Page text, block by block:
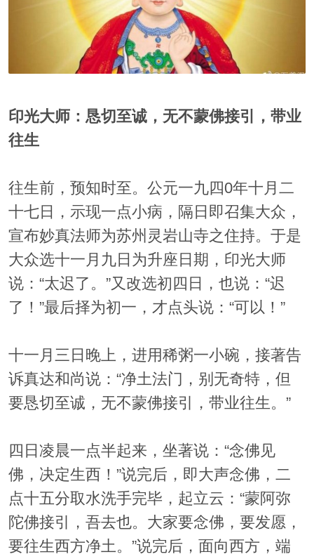
印光大师：恳切至诚，无不蒙佛接引，带业
往生
往生前，预知时至。公元一九四0年十月二
十七日，示现一点小病，隔日即召集大众，
宣布妙真法师为苏州灵岩山寺之住持。于是
大众选十一月九日为升座日期，印光大师
说：“太迟了。”又改选初四日，也说：“迟
了！”最后择为初一，才点头说：“可以！”
十一月三日晚上，进用稀粥一小碗，接著告
诉真达和尚说：“净土法门，别无奇特，但
要恳切至诚，无不蒙佛接引，带业往生。”
四日凌晨一点半起来，坐著说：“念佛见
佛，决定生西！”说完后，即大声念佛，二
点十五分取水洗手完毕，起立云：“蒙阿弥
陀佛接引，吾去也。大家要念佛，要发愿，
要往生西方净土。”说完后，面向西方，端